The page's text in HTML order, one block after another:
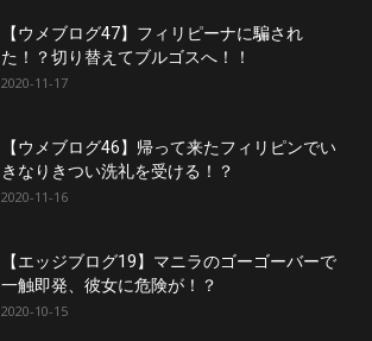
【ウメブログ47】フィリピーナに騙され
た！？切り替えてブルゴスへ！！
2020-11-17
【ウメブログ46】帰って来たフィリピンでい
きなりきつい洗礼を受ける！？
2020-11-16
【エッジブログ19】マニラのゴーゴーバーで
一触即発、彼女に危険が！？
2020-10-15